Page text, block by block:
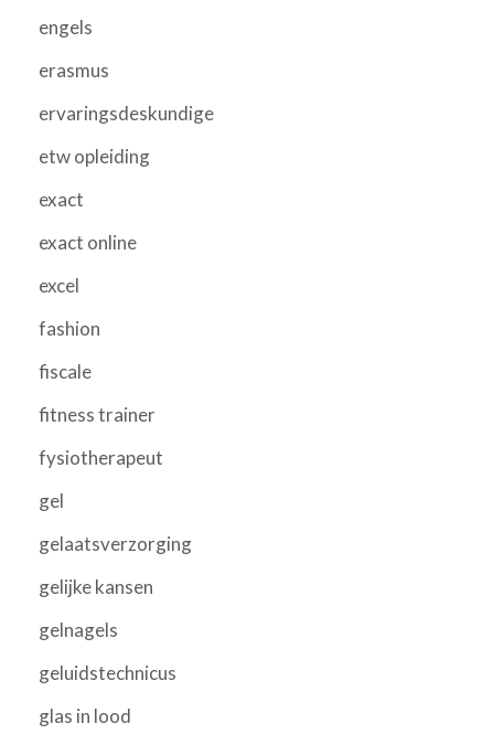
engels
erasmus
ervaringsdeskundige
etw opleiding
exact
exact online
excel
fashion
fiscale
fitness trainer
fysiotherapeut
gel
gelaatsverzorging
gelijke kansen
gelnagels
geluidstechnicus
glas in lood